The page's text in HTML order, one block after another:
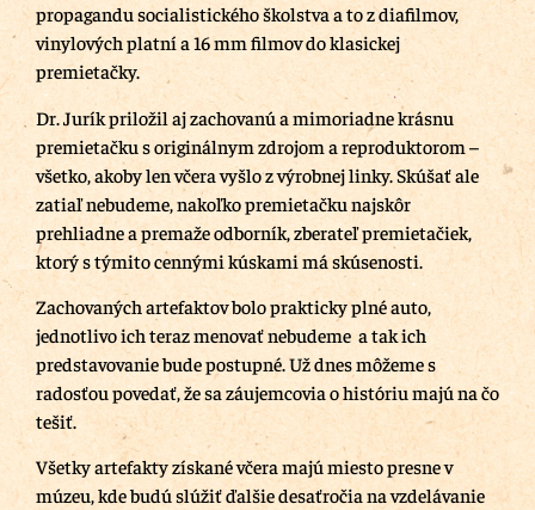
propagandu socialistického školstva a to z diafilmov,
vinylových platní a 16 mm filmov do klasickej
premietačky.
Dr. Jurík priložil aj zachovanú a mimoriadne krásnu
premietačku s originálnym zdrojom a reproduktorom –
všetko, akoby len včera vyšlo z výrobnej linky. Skúšať ale
zatiaľ nebudeme, nakoľko premietačku najskôr
prehliadne a premaže odborník, zberateľ premietačiek,
ktorý s týmito cennými kúskami má skúsenosti.
Zachovaných artefaktov bolo prakticky plné auto,
jednotlivo ich teraz menovať nebudeme a tak ich
predstavovanie bude postupné. Už dnes môžeme s
radosťou povedať, že sa záujemcovia o históriu majú na čo
tešiť.
Všetky artefakty získané včera majú miesto presne v
múzeu, kde budú slúžiť ďalšie desaťročia na vzdelávanie